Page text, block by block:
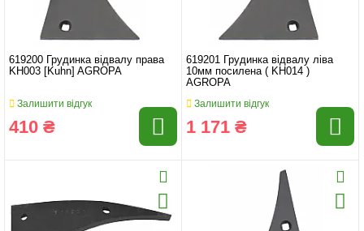
619200 Грудинка відвалу права
KH003 [Kuhn] AGROPA
Залишити відгук
410 ₴
619201 Грудинка відвалу ліва
10мм посилена ( KH014 )
AGROPA
Залишити відгук
1 171 ₴